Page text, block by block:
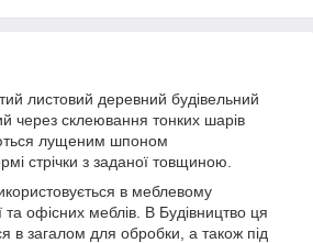
листовий деревний будівельний
через склеювання тонких шарів
лущеним шпоном
стрічки з заданої товщиною.
в меблевому
та офісних меблів. В Будівництво ця
в загалом для обробки, а також під